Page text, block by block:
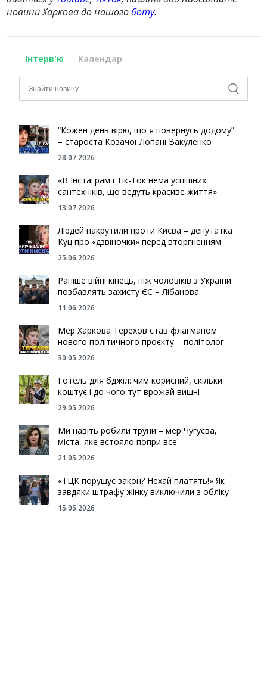
новини Харкова до нашогоботу.
Інтерв'ю Календар
“Кожен день вірю, що я повернусь додому”
– староста Козачої Лопані Вакуленко
28.07.2026
«В Інстаграм і Тік-Ток нема успішних
сантехніків, що ведуть красиве життя»
13.07.2026
Людей накрутили проти Києва – депутатка
Куц про «дзвіночки» перед вторгненням
25.06.2026
Раніше війні кінець, ніж чоловіків з України
позбавлять захисту ЄС – Лібанова
11.06.2026
Мер Харкова Терехов став флагманом
нового політичного проєкту – політолог
30.05.2026
Готель для бджіл: чим корисний, скільки
коштує і до чого тут врожай вишні
29.05.2026
Ми навіть робили труни – мер Чугуєва,
міста, яке встояло попри все
21.05.2026
«ТЦК порушує закон? Нехай платять!» Як
завдяки штрафу жінку виключили з обліку
15.05.2026